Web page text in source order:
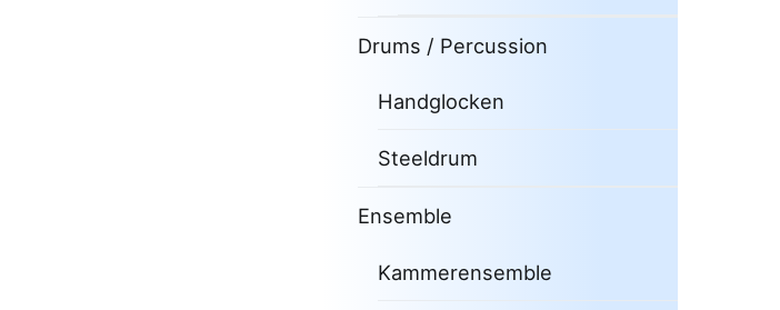
Drums / Percussion
Handglocken
Steeldrum
Ensemble
Kammerensemble